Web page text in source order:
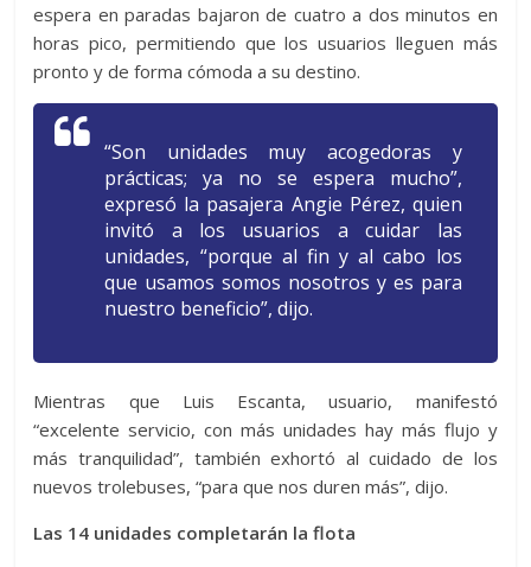
espera en paradas bajaron de cuatro a dos minutos en
horas pico, permitiendo que los usuarios lleguen más
pronto y de forma cómoda a su destino.
“Son unidades muy acogedoras y
prácticas; ya no se espera mucho”,
expresó la pasajera Angie Pérez, quien
invitó a los usuarios a cuidar las
unidades, “porque al fin y al cabo los
que usamos somos nosotros y es para
nuestro beneficio”, dijo.
Mientras que Luis Escanta, usuario, manifestó
“excelente servicio, con más unidades hay más flujo y
más tranquilidad”, también exhortó al cuidado de los
nuevos trolebuses, “para que nos duren más”, dijo.
Las 14 unidades completarán la flota